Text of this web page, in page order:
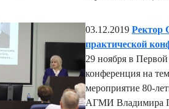
03.12.2019 Ректор
практической
29 ноября в
конференция на
мероприятие 80-
АГМИ Владимира